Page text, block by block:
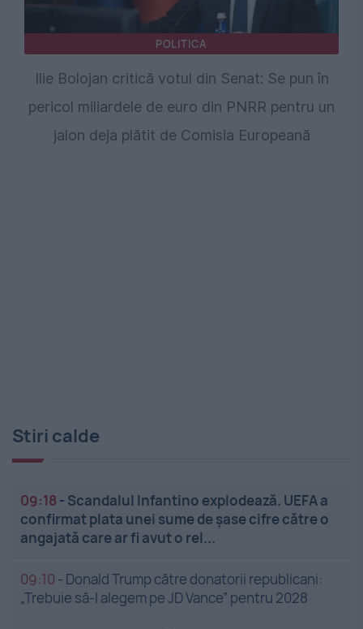
POLITICA
Ilie Bolojan critică votul din Senat: Se pun în
pericol miliardele de euro din PNRR pentru un
jalon deja plătit de Comisia Europeană
Stiri calde
09:18 - Scandalul Infantino explodează. UEFA a
confirmat plata unei sume de șase cifre către o
angajată care ar fi avut o rel...
09:10 - Donald Trump către donatorii republicani:
„Trebuie să-l alegem pe JD Vance” pentru 2028